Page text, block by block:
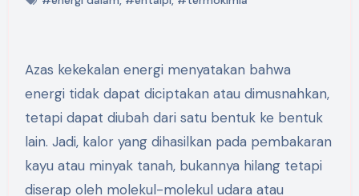
Azas kekekalan energi menyatakan bahwa
energi tidak dapat diciptakan atau dimusnahkan,
tetapi dapat diubah dari satu bentuk ke bentuk
lain. Jadi, kalor yang dihasilkan pada pembakaran
kayu atau minyak tanah, bukannya hilang tetapi
diserap oleh molekul-molekul udara atau